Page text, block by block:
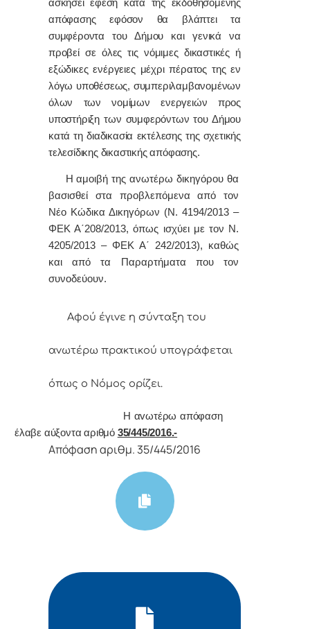
ασκήσει έφεση κατά της εκδοθησόμενης
απόφασης εφόσον θα βλάπτει τα
συμφέροντα του Δήμου και γενικά να
προβεί σε όλες τις νόμιμες δικαστικές ή
εξώδικες ενέργειες μέχρι πέρατος της εν
λόγω υποθέσεως, συμπεριλαμβανομένων
όλων των νομίμων ενεργειών προς
υποστήριξη των συμφερόντων του Δήμου
κατά τη διαδικασία εκτέλεσης της σχετικής
τελεσίδικης δικαστικής απόφασης.
Η αμοιβή της ανωτέρω δικηγόρου θα
βασισθεί στα προβλεπόμενα από τον
Νέο Κώδικα Δικηγόρων (Ν. 4194/2013 –
ΦΕΚ Α΄208/2013, όπως ισχύει με τον Ν.
4205/2013 – ΦΕΚ Α΄ 242/2013), καθώς
και από τα Παραρτήματα που τον
συνοδεύουν.
Αφoύ έγιvε η σύvταξη τoυ
αvωτέρω πρακτικoύ υπoγράφεται
όπως o Νόμoς oρίζει.
Η αvωτέρω απόφαση
έλαβε αύξοντα αριθμό 35/445/2016.-
Απόφαση αριθμ. 35/445/2016